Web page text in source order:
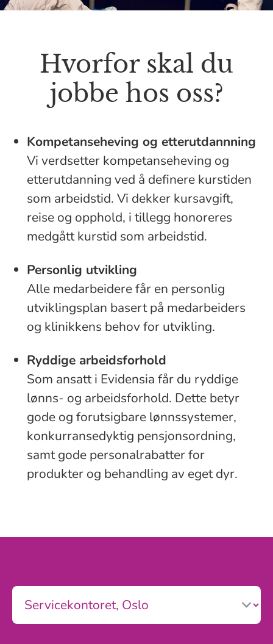
Hvorfor skal du
jobbe hos oss?
Kompetanseheving og etterutdannning
Vi verdsetter kompetanseheving og
etterutdanning ved å definere kurstiden
som arbeidstid. Vi dekker kursavgift,
reise og opphold, i tillegg honoreres
medgått kurstid som arbeidstid.
Personlig utvikling
Alle medarbeidere får en personlig
utviklingsplan basert på medarbeiders
og klinikkens behov for utvikling.
Ryddige arbeidsforhold
Som ansatt i Evidensia får du ryddige
lønns- og arbeidsforhold. Dette betyr
gode og forutsigbare lønnssystemer,
konkurransedyktig pensjonsordning,
samt gode personalrabatter for
produkter og behandling av eget dyr.